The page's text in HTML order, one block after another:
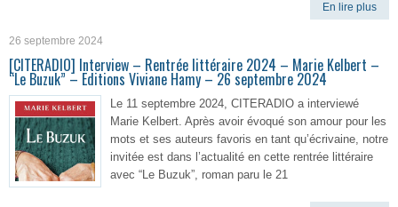
En lire plus
26 septembre 2024
[CITERADIO] Interview – Rentrée littéraire 2024 – Marie Kelbert –
“Le Buzuk” – Editions Viviane Hamy – 26 septembre 2024
Le 11 septembre 2024, CITERADIO a interviewé
Marie Kelbert. Après avoir évoqué son amour pour les
mots et ses auteurs favoris en tant qu’écrivaine, notre
invitée est dans l’actualité en cette rentrée littéraire
avec “Le Buzuk”, roman paru le 21